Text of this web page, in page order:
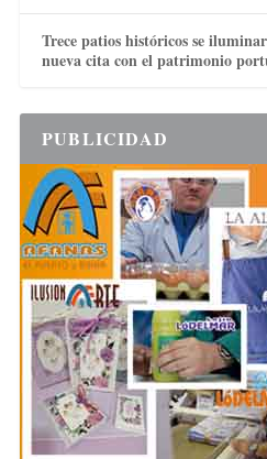
Trece patios históricos se
nueva cita con el patrimonio
PUBLICIDAD